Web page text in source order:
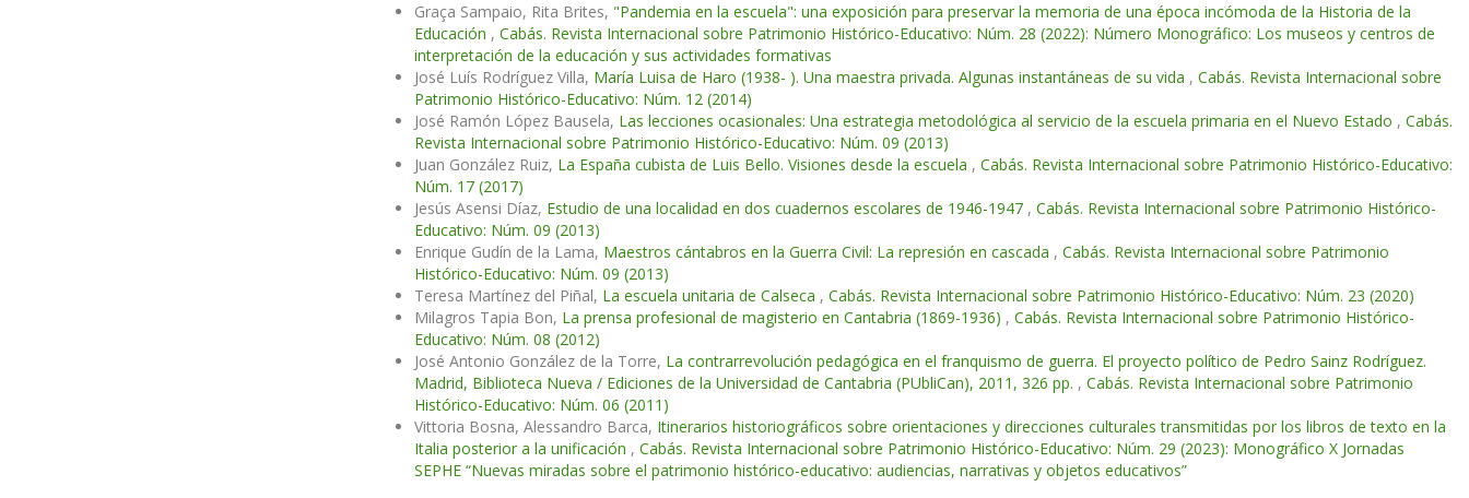
Graça Sampaio, Rita Brites, "Pandemia en la escuela": una exposición para preservar la memoria de una época incómoda de la Historia de la
Educación , Cabás. Revista Internacional sobre Patrimonio Histórico-Educativo: Núm. 28 (2022): Número Monográfico: Los museos y centros de
interpretación de la educación y sus actividades formativas
José Luís Rodríguez Villa, María Luisa de Haro (1938- ). Una maestra privada. Algunas instantáneas de su vida , Cabás. Revista Internacional sobre
Patrimonio Histórico-Educativo: Núm. 12 (2014)
José Ramón López Bausela, Las lecciones ocasionales: Una estrategia metodológica al servicio de la escuela primaria en el Nuevo Estado , Cabás.
Revista Internacional sobre Patrimonio Histórico-Educativo: Núm. 09 (2013)
Juan González Ruiz, La España cubista de Luis Bello. Visiones desde la escuela , Cabás. Revista Internacional sobre Patrimonio Histórico-Educativo:
Núm. 17 (2017)
Jesús Asensi Díaz, Estudio de una localidad en dos cuadernos escolares de 1946-1947 , Cabás. Revista Internacional sobre Patrimonio Histórico-
Educativo: Núm. 09 (2013)
Enrique Gudín de la Lama, Maestros cántabros en la Guerra Civil: La represión en cascada , Cabás. Revista Internacional sobre Patrimonio
Histórico-Educativo: Núm. 09 (2013)
Teresa Martínez del Piñal, La escuela unitaria de Calseca , Cabás. Revista Internacional sobre Patrimonio Histórico-Educativo: Núm. 23 (2020)
Milagros Tapia Bon, La prensa profesional de magisterio en Cantabria (1869-1936) , Cabás. Revista Internacional sobre Patrimonio Histórico-
Educativo: Núm. 08 (2012)
José Antonio González de la Torre, La contrarrevolución pedagógica en el franquismo de guerra. El proyecto político de Pedro Sainz Rodríguez.
Madrid, Biblioteca Nueva / Ediciones de la Universidad de Cantabria (PUbliCan), 2011, 326 pp. , Cabás. Revista Internacional sobre Patrimonio
Histórico-Educativo: Núm. 06 (2011)
Vittoria Bosna, Alessandro Barca, Itinerarios historiográficos sobre orientaciones y direcciones culturales transmitidas por los libros de texto en la
Italia posterior a la unificación , Cabás. Revista Internacional sobre Patrimonio Histórico-Educativo: Núm. 29 (2023): Monográfico X Jornadas
SEPHE “Nuevas miradas sobre el patrimonio histórico-educativo: audiencias, narrativas y objetos educativos”